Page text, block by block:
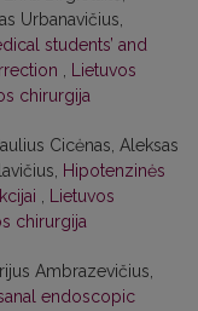
Urbanavičius,
students’ and
Lietuvos
chirurgija
Cicėnas, Aleksas
Hipotenzinės
Lietuvos
chirurgija
Ambrazevičius,
endoscopic